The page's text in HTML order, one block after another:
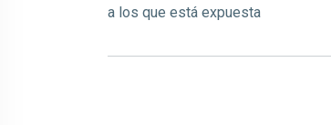
a los que está expuesta